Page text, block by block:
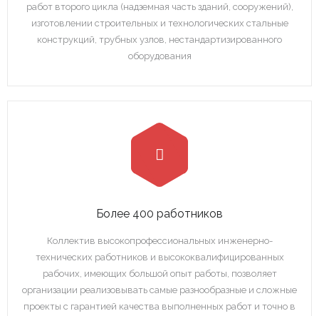
работ второго цикла (надземная часть зданий, сооружений),
изготовлении строительных и технологических стальные
конструкций, трубных узлов, нестандартизированного
оборудования
Более 400 работников
Коллектив высокопрофессиональных инженерно-
технических работников и высококвалифицированных
рабочих, имеющих большой опыт работы, позволяет
организации реализовывать самые разнообразные и сложные
проекты с гарантией качества выполненных работ и точно в